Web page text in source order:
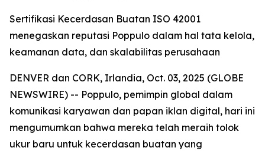
Sertifikasi Kecerdasan Buatan ISO 42001
menegaskan reputasi Poppulo dalam hal tata kelola,
keamanan data, dan skalabilitas perusahaan
DENVER dan CORK, Irlandia, Oct. 03, 2025 (GLOBE
NEWSWIRE) -- Poppulo, pemimpin global dalam
komunikasi karyawan dan papan iklan digital, hari ini
mengumumkan bahwa mereka telah meraih tolok
ukur baru untuk kecerdasan buatan yang